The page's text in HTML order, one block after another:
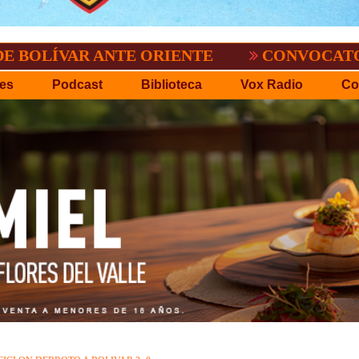
ORIENTE CONVOCATORIA DEL
Podcast Biblioteca Vox Radio